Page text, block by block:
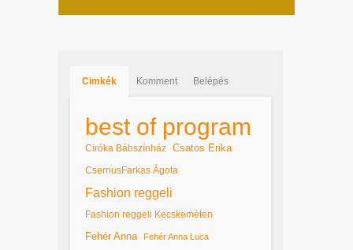
Cimkék Komment Belépés
best of program
Ciróka Bábszínház Csatos Erika
CsernusFarkas Ágota
Fashion reggeli
Fashion reggeli Kecskeméten
Fehér Anna Fehér Anna Luca